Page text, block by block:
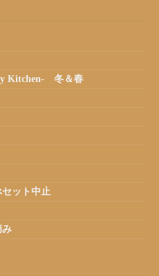
Kitchen- 冬＆春
ット中止
み